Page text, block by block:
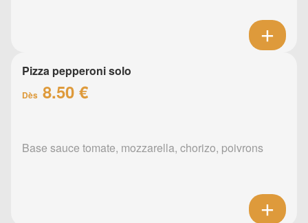
Pizza pepperoni solo
Dès 8.50 €
Base sauce tomate, mozzarella, chorizo, poivrons